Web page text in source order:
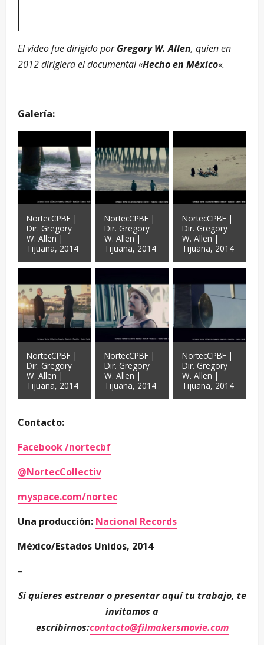
El vídeo fue dirigido porGregory W. Allen, quien en
2012 dirigiera el documental «Hecho en México«.
Galería:
NortecCPBF |
Dir. Gregory
W. Allen |
Tijuana, 2014
NortecCPBF |
Dir. Gregory
W. Allen |
Tijuana, 2014
NortecCPBF |
Dir. Gregory
W. Allen |
Tijuana, 2014
NortecCPBF |
Dir. Gregory
W. Allen |
Tijuana, 2014
NortecCPBF |
Dir. Gregory
W. Allen |
Tijuana, 2014
NortecCPBF |
Dir. Gregory
W. Allen |
Tijuana, 2014
Contacto:
Facebook /nortecbf
@NortecCollectiv
myspace.com/nortec
Una producción: Nacional Records
México/Estados Unidos, 2014
–
Si quieres estrenar o presentar aquí tu trabajo, te
invitamos a
escribirnos:contacto@filmakersmovie.com